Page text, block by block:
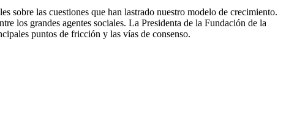
sobre las cuestiones que han lastrado nuestro modelo de crecimiento.
los grandes agentes sociales. La Presidenta de la Fundación de la
puntos de fricción y las vías de consenso.